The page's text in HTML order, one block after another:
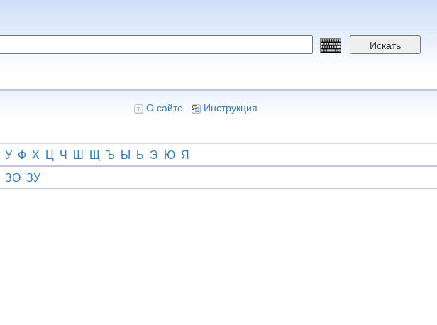
Искать
О сайте Инструкция
У Ф Х Ц Ч Ш Щ Ъ Ы Ь Э Ю Я
ЗО ЗУ